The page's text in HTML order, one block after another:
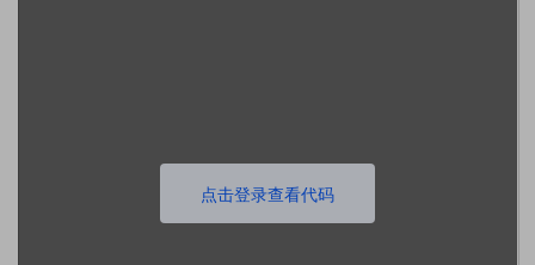
点击登录查看代码